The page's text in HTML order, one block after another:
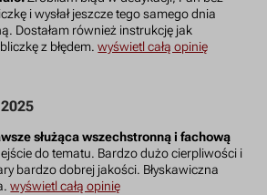
i wysłał jeszcze tego samego dnia
Dostałam również instrukcję jak
z błędem.wyświetl całą opinię
służąca wszechstronną i fachową
do tematu. Bardzo dużo cierpliwości i
bardzo dobrej jakości. Błyskawiczna
wyświetl całą opinię